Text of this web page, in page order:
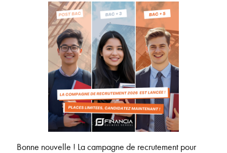
Bonne nouvelle ! La campagne de recrutement pour